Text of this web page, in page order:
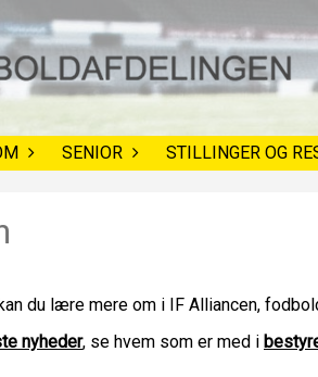
SENIOR STILLINGER OG
du lære mere om i IF Alliancen,
nyheder, se hvem som er med i